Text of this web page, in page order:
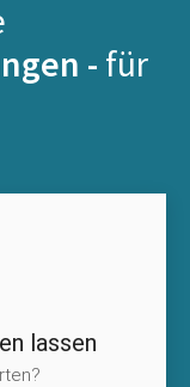
- für
lassen